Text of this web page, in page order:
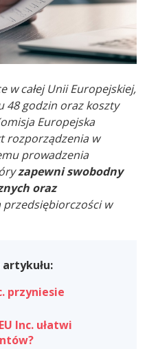
w całej Unii Europejskiej,
48 godzin oraz koszty
Europejska
rozporządzenia w
prowadzenia
zapewni swobodny
oraz
w
przyniesie
Inc. ułatwi